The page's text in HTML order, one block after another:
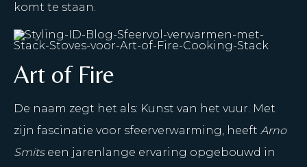
komt te staan.
Art of Fire
De naam zegt het als: Kunst van het vuur. Met
zijn fascinatie voor sfeerverwarming, heeft Arno
Smitseen jarenlange ervaring opgebouwd in